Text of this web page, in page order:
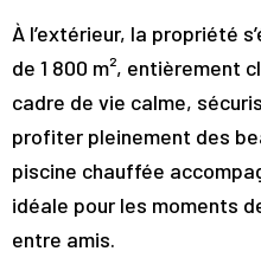
À l’extérieur, la propriété
de 1 800 m², entièrement
cadre de vie calme,
profiter pleinement des
piscine chauffée
idéale pour les moments
entre amis.